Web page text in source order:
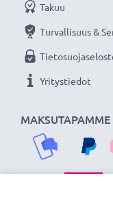
MAKSUTAPAMME
Takuu
Turvallisuus &
Yritystiedot